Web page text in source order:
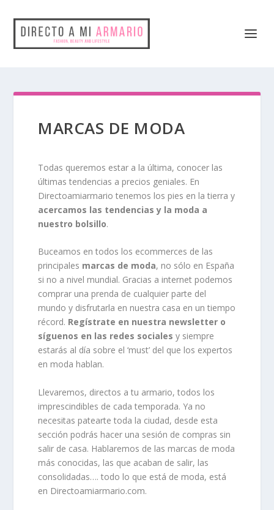
MARCAS DE MODA
Todas queremos estar a la última, conocer las
últimas tendencias a precios geniales. En
Directoamiarmario tenemos los pies en la tierra y
acercamos las tendencias y la moda a
nuestro bolsillo.
Buceamos en todos los ecommerces de las
principales marcas de moda, no sólo en España
si no a nivel mundial. Gracias a internet podemos
comprar una prenda de cualquier parte del
mundo y disfrutarla en nuestra casa en un tiempo
récord. Regístrate en nuestra newsletter o
síguenos en las redes sociales y siempre
estarás al día sobre el ‘must’ del que los expertos
en moda hablan.
Llevaremos, directos a tu armario, todos los
imprescindibles de cada temporada. Ya no
necesitas patearte toda la ciudad, desde esta
sección podrás hacer una sesión de compras sin
salir de casa. Hablaremos de las marcas de moda
más conocidas, las que acaban de salir, las
consolidadas…. todo lo que está de moda, está
en Directoamiarmario.com.